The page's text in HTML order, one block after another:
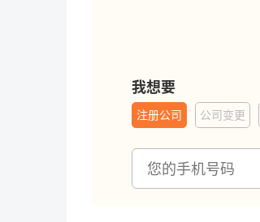
我想要
注册公司 公司变更